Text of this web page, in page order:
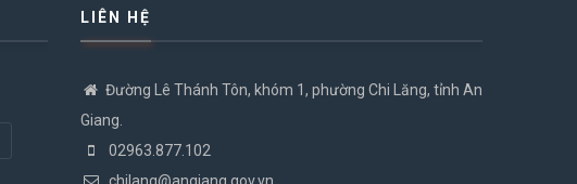
LIÊN HỆ
Đường Lê Thánh Tôn, khóm 1, phường Chi Lăng, tỉnh An
Giang.
02963.877.102